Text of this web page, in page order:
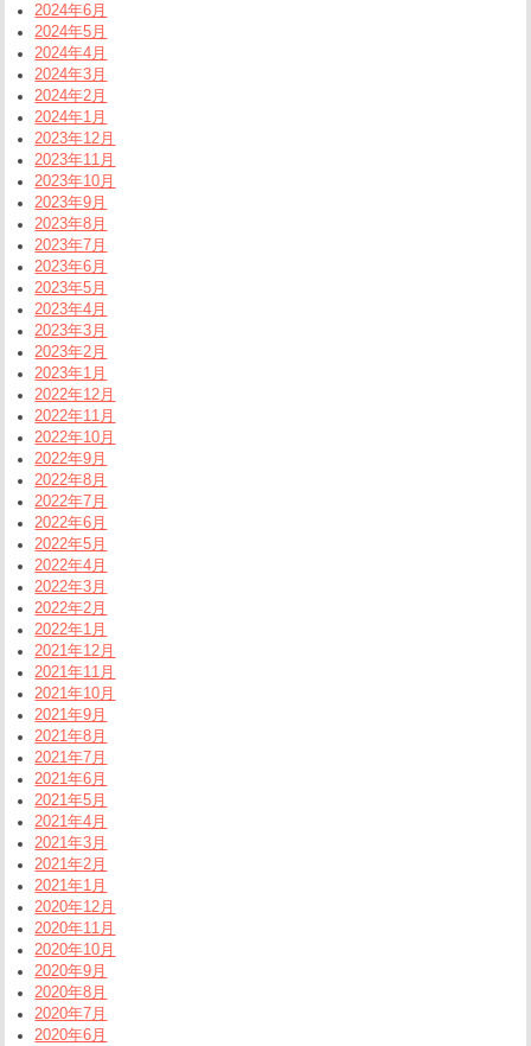
2024年6月
2024年5月
2024年4月
2024年3月
2024年2月
2024年1月
2023年12月
2023年11月
2023年10月
2023年9月
2023年8月
2023年7月
2023年6月
2023年5月
2023年4月
2023年3月
2023年2月
2023年1月
2022年12月
2022年11月
2022年10月
2022年9月
2022年8月
2022年7月
2022年6月
2022年5月
2022年4月
2022年3月
2022年2月
2022年1月
2021年12月
2021年11月
2021年10月
2021年9月
2021年8月
2021年7月
2021年6月
2021年5月
2021年4月
2021年3月
2021年2月
2021年1月
2020年12月
2020年11月
2020年10月
2020年9月
2020年8月
2020年7月
2020年6月